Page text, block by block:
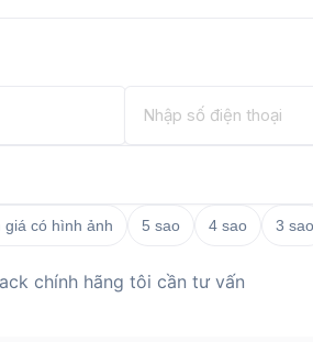
giá có hình ảnh 5 sao 4 sao 3 sao
chính hãng tôi cần tư vấn